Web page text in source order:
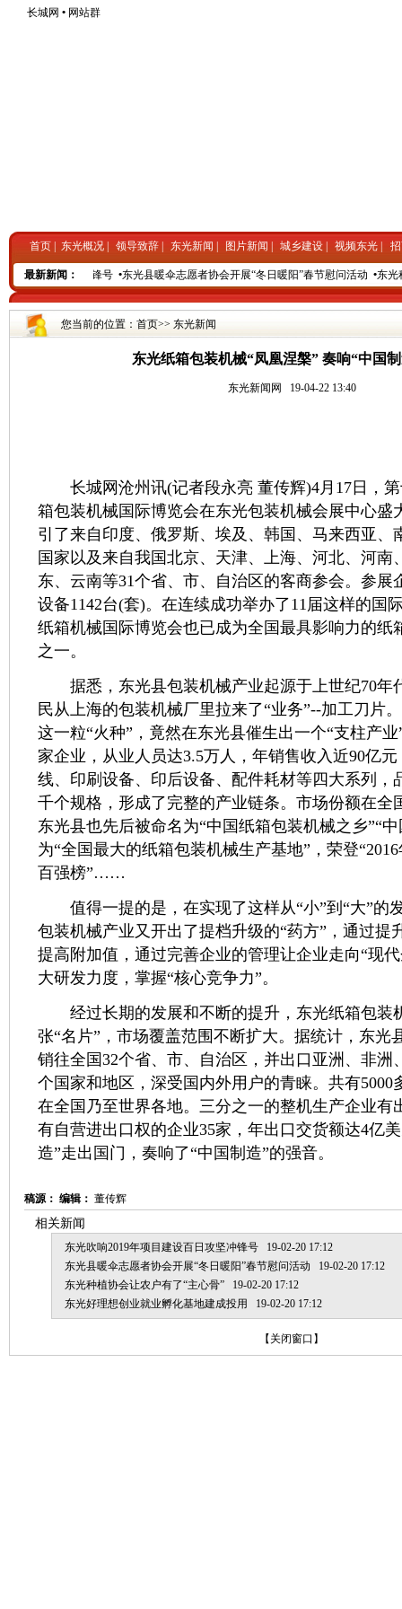
长城网 • 网站群
首页 东光概况 领导致辞 东光新闻 图片新闻 城乡建设 视频东光
最新新闻：
建设百日攻坚冲锋号 •东光县暖伞志愿者协会开展“冬日暖阳”春节慰问活动 • 东光
您当前的位置： 首页>> 东光新闻
东光纸箱包装机械“凤凰涅槃” 奏响“中国
东光新闻网 19-04-22 13:40
长城网沧州讯(记者段永亮 董传辉)4月17日，第
箱包装机械国际博览会在东光包装机械会展中心盛
引了来自印度、俄罗斯、埃及、韩国、马来西亚、
国家以及来自我国北京、天津、上海、河北、河南
东、云南等31个省、市、自治区的客商参会。参展
设备1142台(套)。在连续成功举办了11届这样的国
纸箱机械国际博览会也已成为全国最具影响力的纸
之一。
据悉，东光县包装机械产业起源于上世纪70年
民从上海的包装机械厂里拉来了“业务”--加工刀片
这一粒“火种”，竟然在东光县催生出一个“支柱产
家企业，从业人员达3.5万人，年销售收入近90亿
线、印刷设备、印后设备、配件耗材等四大系列，
千个规格，形成了完整的产业链条。市场份额在全
东光县也先后被命名为“中国纸箱包装机械之乡”“
为“全国最大的纸箱包装机械生产基地”，荣登
百强榜”……
值得一提的是，在实现了这样从“小”到“大”的
包装机械产业又开出了提档升级的“药方”，通过提
提高附加值，通过完善企业的管理让企业走向“现
大研发力度，掌握“核心竞争力”。
经过长期的发展和不断的提升，东光纸箱包装
张“名片”，市场覆盖范围不断扩大。据统计，东光
销往全国32个省、市、自治区，并出口亚洲、非洲
个国家和地区，深受国内外用户的青睐。共有5000
在全国乃至世界各地。三分之一的整机生产企业有
有自营进出口权的企业35家，年出口交货额达4亿
造”走出国门，奏响了“中国制造”的强音。
稿源： 编辑： 董传辉
相关新闻
东光吹响2019年项目建设百日攻坚冲锋号19-02-20 17:12
东光县暖伞志愿者协会开展“冬日暖阳”春节慰问活动 19-02-20 17:12
东光种植协会让农户有了“主心骨”19-02-20 17:12
东光好理想创业就业孵化基地建成投用
19-02-20 17:12
【 关闭窗口 】